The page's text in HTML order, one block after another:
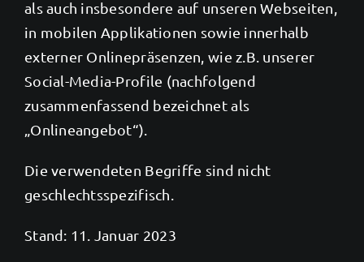
als auch insbesondere auf unseren Webseiten,
in mobilen Applikationen sowie innerhalb
externer Onlinepräsenzen, wie z.B. unserer
Social-Media-Profile (nachfolgend
zusammenfassend bezeichnet als
„Onlineangebot“).
Die verwendeten Begriffe sind nicht
geschlechtsspezifisch.
Stand: 11. Januar 2023